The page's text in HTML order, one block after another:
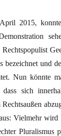
2015,
bezeichnet und
Nun könnte
sich
Vielmehr wird
Pluralismus